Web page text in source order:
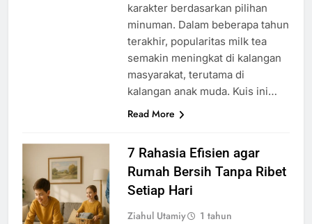
karakter berdasarkan pilihan
minuman. Dalam beberapa tahun
terakhir, popularitas milk tea
semakin meningkat di kalangan
masyarakat, terutama di
kalangan anak muda. Kuis ini…
Read More
7 Rahasia Efisien agar
Rumah Bersih Tanpa Ribet
Setiap Hari
Ziahul Utamiy
1 tahun